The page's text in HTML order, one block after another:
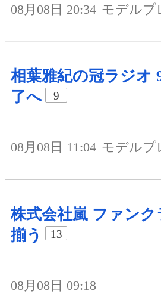
08月08日 20:34 モデルプ
相葉雅紀の冠ラジオ
了へ
9
08月08日 11:04 モデルプ
株式会社嵐 ファンク
揃う
13
08月08日 09:18